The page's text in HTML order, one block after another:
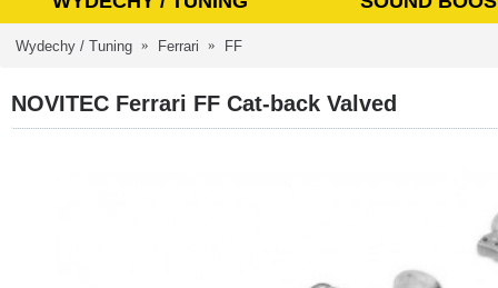
Wydechy / Tuning Ferrari FF
NOVITEC Ferrari FF Cat-back Valved